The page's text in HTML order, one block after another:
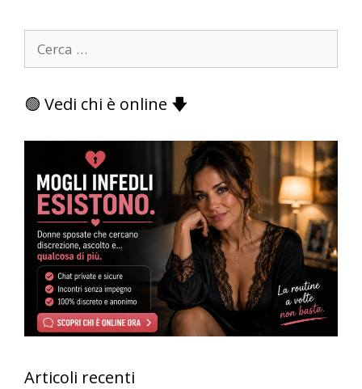
per:
🟢 Vedi chi è online 🡇
Articoli recenti